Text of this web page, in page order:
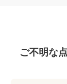
ご不明な